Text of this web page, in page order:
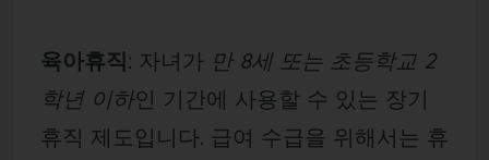
육아휴직: 자녀가 만 8세 또는 초등학교 2
학년 이하인 기간에 사용할 수 있는 장기
휴직 제도입니다. 급여 수급을 위해서는 휴